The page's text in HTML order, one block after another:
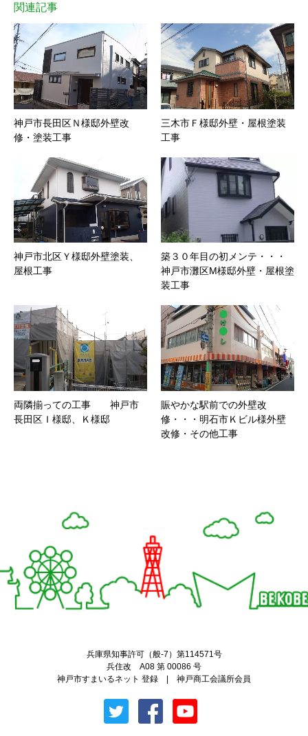
関連記事
神戸市長田区Ｎ様邸外壁改
修・塗装工事
三木市Ｆ様邸外壁・屋根塗装
工事
神戸市北区Ｙ様邸外壁塗装、
屋根工事
築３０年目の初メンテ・・・
神戸市灘区M様邸外壁・屋根塗
装工事
両隣揃っての工事 神戸市
長田区Ｉ様邸、Ｋ様邸
賑やかな駅前での外壁改
修・・・明石市Ｋビル様外壁
改修・その他工事
兵庫県知事許可（般-7）第114571号
兵住改 A08 第 00086 号
神戸市すまいるネット 登録 | 神戸商工会議所会員